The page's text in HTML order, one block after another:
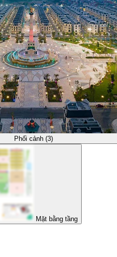
Phối cảnh (3)
Mặt bằng tầng